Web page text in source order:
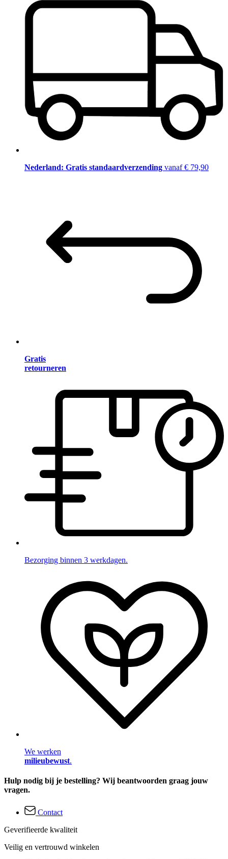
Nederland: Gratis standaardverzending vanaf € 79,90
Gratis
retourneren
Bezorging binnen 3 werkdagen.
We werken
milieubewust.
Hulp nodig bij je bestelling? Wij beantwoorden graag jouw
vragen.
Contact
Geverifieerde kwaliteit
Veilig en vertrouwd winkelen